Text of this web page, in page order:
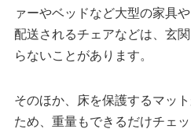
ァーやベッドなど大型の家具
配送されるチェアなどは、玄
らないことがあります。
そのほか、床を保護するマッ
ため、重量もできるだけチェ